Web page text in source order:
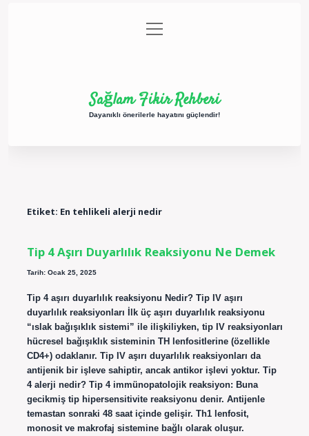
Gizlilik Politikası
menüyü
aç
Sağlam Fikir Rehberi
Dayanıklı önerilerle hayatını güçlendir!
Etiket: En tehlikeli alerji nedir
Tip 4 Aşırı Duyarlılık Reaksiyonu Ne Demek
Tarih: Ocak 25, 2025
Tip 4 aşırı duyarlılık reaksiyonu Nedir? Tip IV aşırı
duyarlılık reaksiyonları İlk üç aşırı duyarlılık reaksiyonu
“ıslak bağışıklık sistemi” ile ilişkiliyken, tip IV reaksiyonları
hücresel bağışıklık sisteminin TH lenfositlerine (özellikle
CD4+) odaklanır. Tip IV aşırı duyarlılık reaksiyonları da
antijenik bir işleve sahiptir, ancak antikor işlevi yoktur. Tip
4 alerji nedir? Tip 4 immünopatolojik reaksiyon: Buna
gecikmiş tip hipersensitivite reaksiyonu denir. Antijenle
temastan sonraki 48 saat içinde gelişir. Th1 lenfosit,
monosit ve makrofaj sistemine bağlı olarak oluşur.